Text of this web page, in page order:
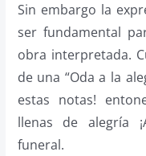
Sin embargo la
ser fundamental
obra interpretada.
de una “Oda a la
estas notas!
llenas de alegría
funeral.